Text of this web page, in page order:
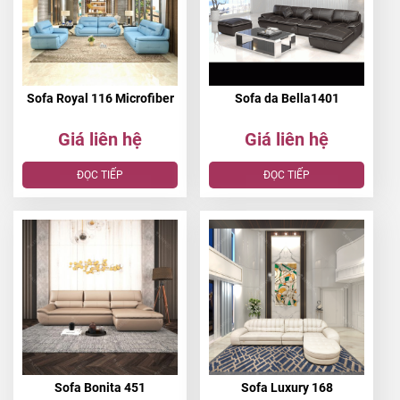
nhân phải khá nâng niu, nhẹ nhàng trong khi sử dụng,
đúng với tính các của một nàng công chúa.
PHÙ HỢP VỚI KHÔNG GIAN TRANG NHÃ
Sofa Royal 116 Microfiber
Giá liên hệ
ĐỌC TIẾP
Sofa da Bella1401
Giá liên hệ
ĐỌC TIẾP
Sofa Bonita 451 Sofa Luxury 168